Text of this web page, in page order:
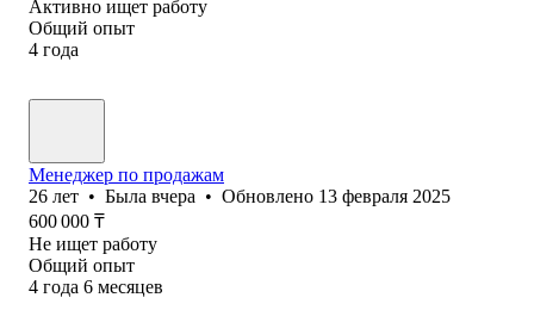
Активно ищет работу
Общий опыт
4 года
Менеджер по продажам
26 лет • Была вчера • Обновлено 13 февраля 2025
600 000 ₸
Не ищет работу
Общий опыт
4 года 6 месяцев